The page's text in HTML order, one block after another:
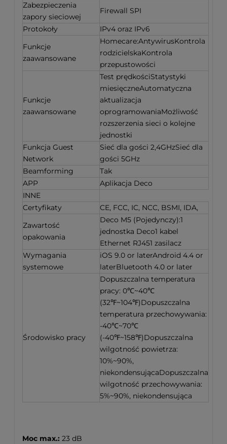
Zabezpieczenia
zapory sieciowej
Firewall SPI
Protokoły
IPv4 oraz IPv6
Funkcje
zaawansowane
Homecare:AntywirusKontrola
rodzicielskaKontrola
przepustowości
Funkcje
zaawansowane
Test prędkościStatystyki
miesięczneAutomatyczna
aktualizacja
oprogramowaniaMożliwość
rozszerzenia sieci o kolejne
jednostki
Funkcja Guest
Network
Sieć dla gości 2,4GHzSieć dla
gości 5GHz
Beamforming
Tak
APP
Aplikacja Deco
INNE
Certyfikaty
CE, FCC, IC, NCC, BSMI, IDA,
Zawartość
opakowania
Deco M5 (Pojedynczy):1
jednostka Deco1 kabel
Ethernet RJ451 zasilacz
Wymagania
systemowe
iOS 9.0 or laterAndroid 4.4 or
laterBluetooth 4.0 or later
Środowisko pracy
Dopuszczalna temperatura
pracy: 0℃~40℃
(32℉~104℉)Dopuszczalna
temperatura przechowywania:
-40℃~70℃
(-40℉~158℉)Dopuszczalna
wilgotność powietrza:
10%~90%,
niekondensującaDopuszczalna
wilgotność przechowywania:
5%~90%, niekondensująca
Moc max.: 23 dB